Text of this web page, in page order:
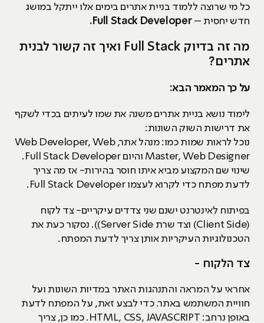
כל מי שרוצה ללמוד בניית אתרים בימים אלו ייתקל במושג
חדש יחסית –Full Stack Developer.
מה זה בדיוק Full Stack ואיך זה קשור לבנית
אתרים?
על כך המאמר הבא:
לימוד נושא בניית אתרים משנה את שמו לעיתים בכדי לשקף
את דרישות השוק השונות:
נוכל לראות שמות כמו: מנהל אתר, Web Developer, Web
Master, Web Designer והיום Full Stack Developer.
שינוי שם המקצוע מביא איתו חוסר בהירות- אז מה צריך
לדעת מפתח כדי לקרוא לעצמו Full Stack Developer.
בפיתוח לאינטרנט ישנם שני צדדים עיקריים- צד לקוח
(Client Side) וצד שרת Server Side)). נסקור כעת את
הטכנולוגיות העיקריות אותן צריך לדעת המפתח.
צד הלקוח -
אחראי על המראה והתנהגות האתר במדיות השונות ועל
חוויית המשתמש באתר. כדי לבצע זאת, על המפתח לדעת
באופן נרחב: HTML, CSS, JAVASCRIPT. כמו כן, צריך